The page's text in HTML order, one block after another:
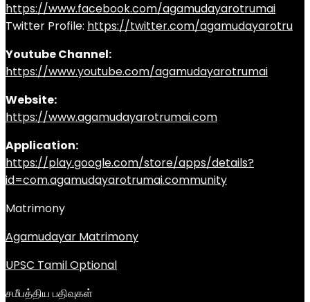
https://www.facebook.com/agamudayarotrumai
Twitter Profile: https://twitter.com/agamudayarotru
Youtube Channel:
https://www.youtube.com/agamudayarotrumai
Website:
https://www.agamudayarotrumai.com
Application:
https://play.google.com/store/apps/details?
id=com.agamudayarotrumai.community
Matrimony
Agamudayar Matrimony
UPSC Tamil Optional
சமீபத்திய பதிவுகள்